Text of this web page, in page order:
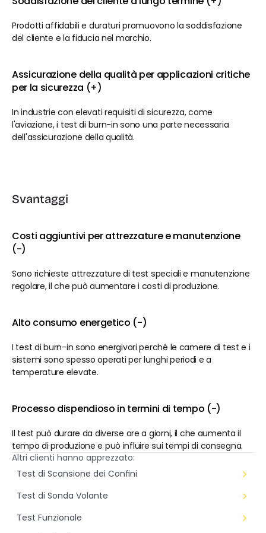
Prodotti affidabili e duraturi promuovono la soddisfazione
del cliente e la fiducia nel marchio.
Assicurazione della qualità per applicazioni critiche
per la sicurezza (+)
In industrie con elevati requisiti di sicurezza, come
l'aviazione, i test di burn-in sono una parte necessaria
dell'assicurazione della qualità.
Svantaggi
Costi aggiuntivi per attrezzature e manutenzione
(-)
Sono richieste attrezzature di test speciali e manutenzione
regolare, il che può aumentare i costi di produzione.
Alto consumo energetico (-)
I test di burn-in sono energivori perché le camere di test e i
sistemi sono spesso operati per lunghi periodi e a
temperature elevate.
Processo dispendioso in termini di tempo (-)
Il test può durare da diverse ore a giorni, il che aumenta il
tempo di produzione e può influire sui tempi di consegna.
Altri clienti hanno apprezzato:
Test di Scansione dei Confini
Test di Sonda Volante
Test Funzionale